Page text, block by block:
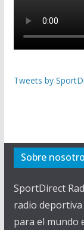
Tweets by
Sobre
SportDirect
radio
para el mundo